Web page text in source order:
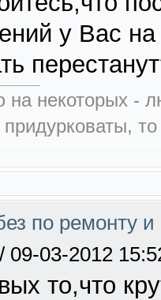
у Вас
на некоторых -
по ремонту
/ 09-03-2012
то,что